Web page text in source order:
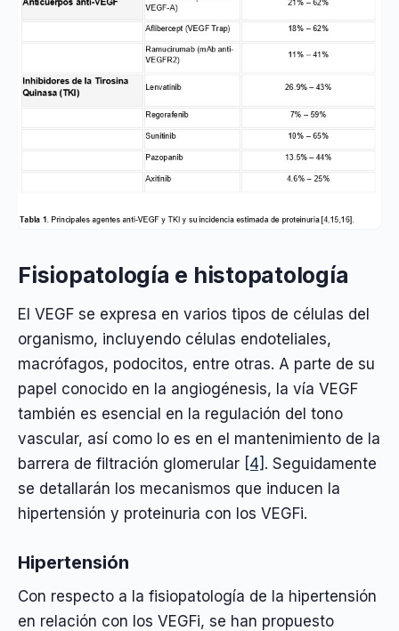
Fisiopatología e histopatología
El VEGF se expresa en varios tipos de células del
organismo, incluyendo células endoteliales,
macrófagos, podocitos, entre otras. A parte de su
papel conocido en la angiogénesis, la vía VEGF
también es esencial en la regulación del tono
vascular, así como lo es en el mantenimiento de la
barrera de filtración glomerular [4] . Seguidamente
se detallarán los mecanismos que inducen la
hipertensión y proteinuria con los VEGFi.
Hipertensión
Con respecto a la fisiopatología de la hipertensión
en relación con los VEGFi, se han propuesto